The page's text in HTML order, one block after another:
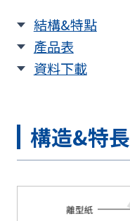
結構&特點
產品表
資料下載
構造&特長